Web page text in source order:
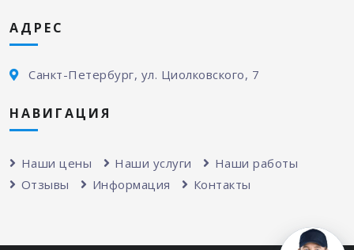
АДРЕС
Санкт-Петербург, ул. Циолковского, 7
НАВИГАЦИЯ
Наши цены Наши услуги
Наши работы
Отзывы
Информация Контакты